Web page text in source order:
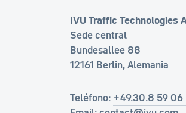
IVU Traffic Technologies
Sede central
Bundesallee 88
12161 Berlin, Alemania
Teléfono: +49.30.8 59